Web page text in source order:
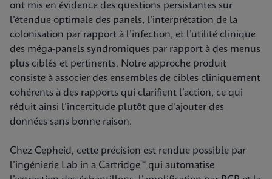
ont mis en évidence des questions persistantes sur
l’étendue optimale des panels, l’interprétation de la
colonisation par rapport à l’infection, et l’utilité clinique
des méga-panels syndromiques par rapport à des menus
plus ciblés et pertinents. Notre approche produit
consiste à associer des ensembles de cibles cliniquement
cohérents à des rapports qui clarifient l’action, ce qui
réduit ainsi l’incertitude plutôt que d’ajouter des
données sans bonne raison.
Chez Cepheid, cette précision est rendue possible par
l’ingénierie Lab in a Cartridge™ qui automatise